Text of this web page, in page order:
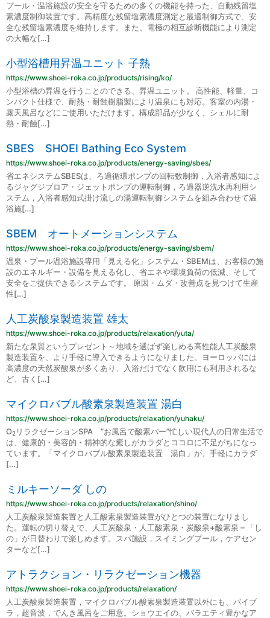
プール・温浴施設の安全を守るための多くの機能を持った、自動残留塩
素濃度制御装置です。高精度な残留塩素濃度測定と最適制御方式で、安
全な残留塩素濃度を維持します。また、電極の相互診断機能により測定
の大幅な[…]
小型浴槽用昇温ユニット 子熱
https://www.shoei-roka.co.jp/products/rising/ko/
小型浴槽の昇温を行うことのできる、昇温ユニット。 高性能、軽量、コ
ンパクト仕様で、耐熱・耐蝕樹脂製により温泉にも対応。客室の内湯・
露天風呂などにご使用いただけます。構成部品が少なく、シェルに耐
熱・耐蝕[…]
SBES SHOEI Bathing Eco System
https://www.shoei-roka.co.jp/products/energy-saving/sbes/
省エネシステムSBESは、ろ過循環ポンプの回転数制御，入浴者感知によ
るジャグジブロア・ジェットポンプの運転制御，ろ過器逆洗水再利用シ
ステム，入浴者感知式掛け流しの湯運転制御システムを組み合わせて温
浴施[…]
SBEM オートメーションシステム
https://www.shoei-roka.co.jp/products/energy-saving/sbem/
温泉・プール温浴施設専用「見える化」システム・SBEMは、お客様の施
設のエネルギー・設備を見える化し、省エネや環境負荷の低減、そして
安全をご提供できるシステムです。 原因・ムダ・改善点を見つけて生産
性[…]
人工炭酸泉製造装置 雄太
https://www.shoei-roka.co.jp/products/relaxation/yuta/
新たな泉質というプレゼント～地域を選ばず楽しめる高性能人工炭酸泉
製造装置を、より手軽に導入できるようになりました。ヨーロッパには
高濃度の天然炭酸泉が多くあり、入浴だけでなく飲用にも利用されるな
ど、古く[…]
マイクロバブル酸素泉製造装置 湯白
https://www.shoei-roka.co.jp/products/relaxation/yuhaku/
O2 リラクゼーションSPA ”お風呂で酸素バー”忙しい現代人の日常生活で
は、健康的・美容的・精神的な癒しがカラダとココロに不足がちになっ
ています。「マイクロバブル酸素泉製造装置 湯白」が、手軽にカラダ
[…]
ミルキーソーダ しの
https://www.shoei-roka.co.jp/products/relaxation/shino/
人工炭酸泉製造装置と人工酸素泉製造装置がひとつの装置になりまし
た。運転の切り替えで、人工炭酸泉・人工酸素泉・炭酸泉+酸素泉＝「し
の」が日替わりで楽しめます。スパ施設，スイミングプール，ケアセン
ターなど[…]
アトラクション・リラクゼーション機器
https://www.shoei-roka.co.jp/products/relaxation/
人工炭酸泉製造装置，マイクロバブル酸素泉製造装置以外にも、バイブ
ラ，超音波，でんき風呂をご用意。ショウエイの、バラエティ豊かなア